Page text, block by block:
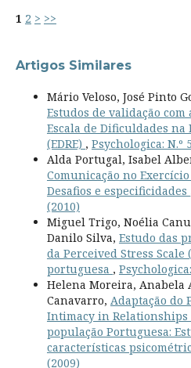
1 2 > >>
Artigos Similares
Mário Veloso, José Pinto
Estudos de validação
Escala de Dificuldades na
(EDRE) , Psychologica: N.º
Alda Portugal, Isabel
Comunicação no
Desafios e especificidades
(2010)
Miguel Trigo, Noélia
Danilo Silva, Estudo das
da Perceived Stress Scale
portuguesa ,
Helena Moreira, Anabela
Canavarro, Adaptação do
Intimacy in Relationships
população Portuguesa:
características
(2009)